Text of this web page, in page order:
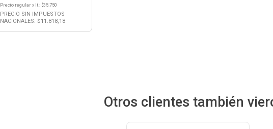
Precio regularx lt. : $35.750
PRECIO SIN IMPUESTOS
NACIONALES: $11.818,18
Otros clientes también